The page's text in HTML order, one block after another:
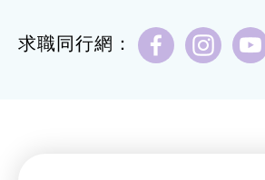
求職同行網：